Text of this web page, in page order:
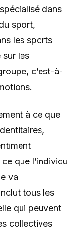
dans
sport,
les sports
sur les
c’est-à-
à ce que
que l’individu
va
tous les
qui peuvent
collectives